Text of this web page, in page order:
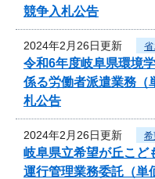
競争入札公告
2024年2月26日更新
令和6年度岐阜県環境
係る労働者派遣業務（
札公告
2024年2月26日更新
岐阜県立希望が丘こど
運行管理業務委託（単